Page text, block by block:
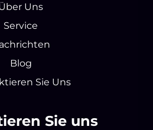
Uns
Service
Blog
Sie Uns
Sie uns